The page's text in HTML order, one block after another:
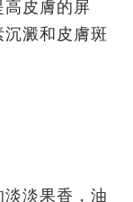
皮膚的屏
澱和皮膚斑
淡果香，油